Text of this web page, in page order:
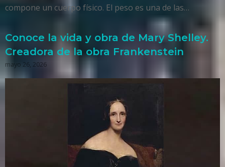
compone un cuerpo físico. El peso es una de las…
Conoce la vida y obra de Mary Shelley.
Creadora de la obra Frankenstein
mayo 26, 2026